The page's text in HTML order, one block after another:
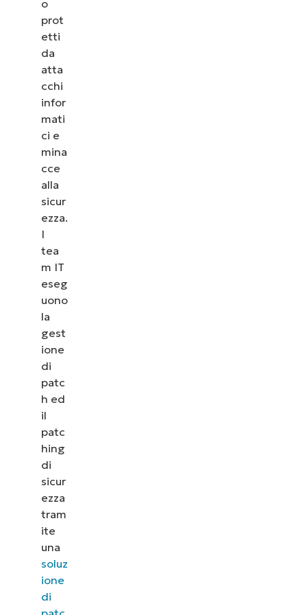
o
prot
etti
da
atta
cchi
infor
mati
ci e
mina
cce
alla
sicur
ezza.
I
tea
m IT
eseg
uono
la
gest
ione
di
patc
h ed
il
patc
hing
di
sicur
ezza
tram
ite
una
soluz
ione
di